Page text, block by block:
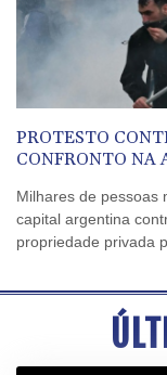
PROTESTO
CONFRONTO NA
Milhares de pessoas
capital argentina
propriedade privada